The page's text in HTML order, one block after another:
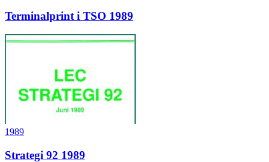
Terminalprint i TSO 1989
1989
Strategi 92 1989